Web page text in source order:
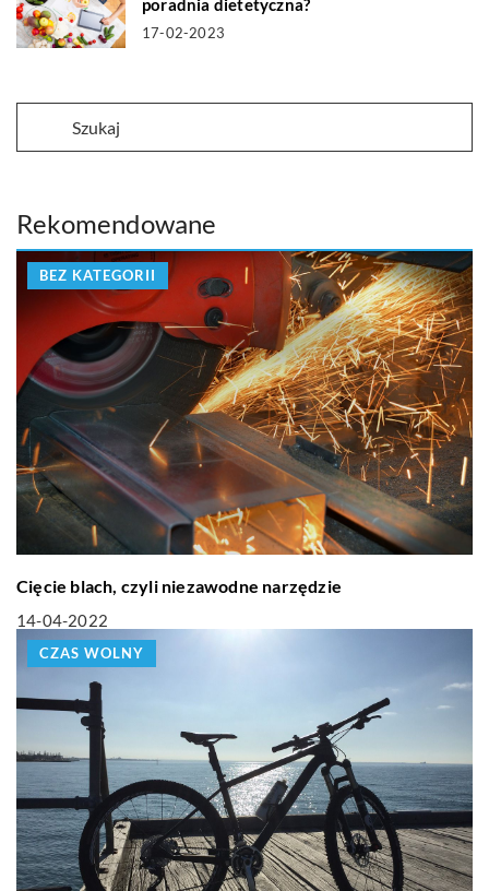
poradnia dietetyczna?
17-02-2023
Rekomendowane
BEZ KATEGORII
Cięcie blach, czyli niezawodne narzędzie
14-04-2022
CZAS WOLNY